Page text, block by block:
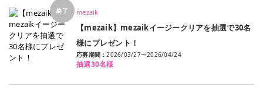
終了 mezaik
【mezaik】mezaikイージークリアを抽選で30名
様にプレゼント！
応募期間：2026/03/27〜2026/04/24
抽選30名様